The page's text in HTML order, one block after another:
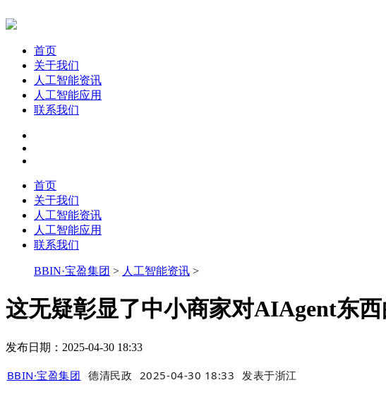
首页
关于我们
人工智能资讯
人工智能应用
联系我们
首页
关于我们
人工智能资讯
人工智能应用
联系我们
BBIN·宝盈集团 > 人工智能资讯 >
这无疑彰显了中小商家对AIAgent东
发布日期：2025-04-30 18:33
BBIN·宝盈集团 德清民政 2025-04-30 18:33 发表于浙江